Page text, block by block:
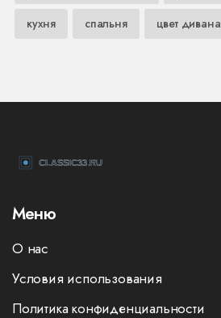
кухня спальня цвет дивана
Меню
О нас
Условия использования
Политика конфиденциальности